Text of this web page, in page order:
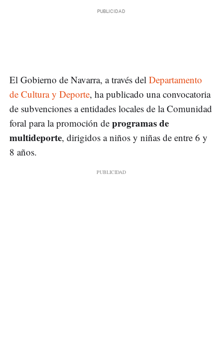
El Gobierno de Navarra, a través del Departamento
de Cultura y Deporte, ha publicado una convocatoria
de subvenciones a entidades locales de la Comunidad
foral para la promoción de programas de
multideporte, dirigidos a niños y niñas de entre 6 y
8 años.